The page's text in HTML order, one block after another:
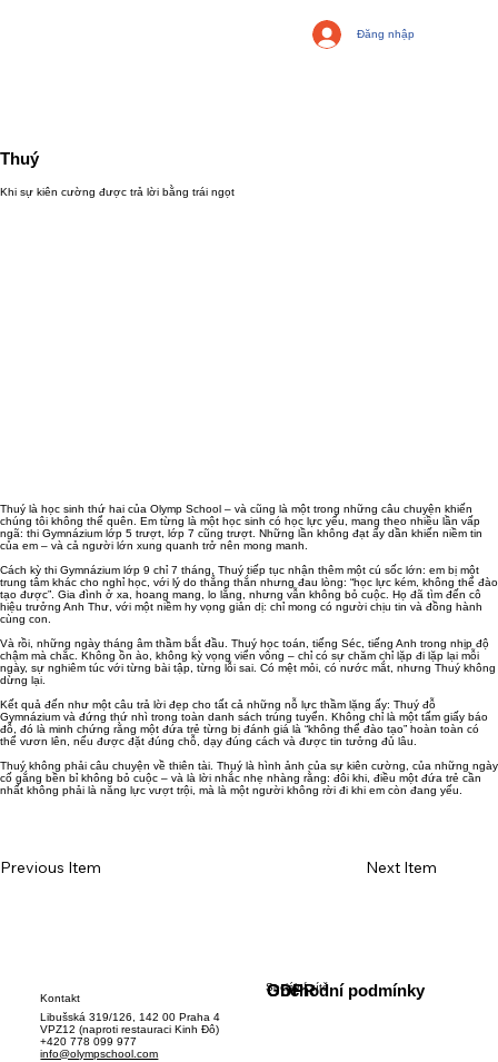
Đăng nhập
Thuý
Khi sự kiên cường được trả lời bằng trái ngọt
Thuý là học sinh thứ hai của Olymp School – và cũng là một trong những câu chuyện khiến
chúng tôi không thể quên. Em từng là một học sinh có học lực yếu, mang theo nhiều lần vấp
ngã: thi Gymnázium lớp 5 trượt, lớp 7 cũng trượt. Những lần không đạt ấy dần khiến niềm tin
của em – và cả người lớn xung quanh trở nên mong manh.
Cách kỳ thi Gymnázium lớp 9 chỉ 7 tháng, Thuý tiếp tục nhận thêm một cú sốc lớn: em bị một
trung tâm khác cho nghỉ học, với lý do thẳng thắn nhưng đau lòng: “học lực kém, không thể đào
tạo được”. Gia đình ở xa, hoang mang, lo lắng, nhưng vẫn không bỏ cuộc. Họ đã tìm đến cô
hiệu trưởng Anh Thư, với một niềm hy vọng giản dị: chỉ mong có người chịu tin và đồng hành
cùng con.
Và rồi, những ngày tháng âm thầm bắt đầu. Thuý học toán, tiếng Séc, tiếng Anh trong nhịp độ
chậm mà chắc. Không ồn ào, không kỳ vọng viển vông – chỉ có sự chăm chỉ lặp đi lặp lại mỗi
ngày, sự nghiêm túc với từng bài tập, từng lỗi sai. Có mệt mỏi, có nước mắt, nhưng Thuý không
dừng lại.
Kết quả đến như một câu trả lời đẹp cho tất cả những nỗ lực thầm lặng ấy: Thuý đỗ
Gymnázium và đứng thứ nhì trong toàn danh sách trúng tuyển. Không chỉ là một tấm giấy báo
đỗ, đó là minh chứng rằng một đứa trẻ từng bị đánh giá là “không thể đào tạo” hoàn toàn có
thể vươn lên, nếu được đặt đúng chỗ, dạy đúng cách và được tin tưởng đủ lâu.
Thuý không phải câu chuyện về thiên tài. Thuý là hình ảnh của sự kiên cường, của những ngày
cố gắng bền bỉ không bỏ cuộc – và là lời nhắc nhẹ nhàng rằng: đôi khi, điều một đứa trẻ cần
nhất không phải là năng lực vượt trội, mà là một người không rời đi khi em còn đang yếu.
Previous Item Next Item
Sociální sítě
GDPR
Obchodní podmínky
Kontakt
Libušská 319/126, 142 00 Praha 4
VPZ12 (naproti restauraci Kinh Đô)
+420 778 099 977
info@olympschool.com